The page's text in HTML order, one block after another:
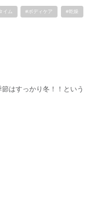
イム #ボディケア #乾燥
はすっかり冬！！という